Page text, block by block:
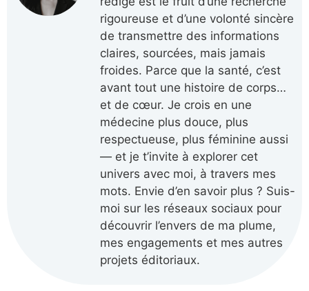
rigoureuse et d’une volonté sincère
de transmettre des informations
claires, sourcées, mais jamais
froides. Parce que la santé, c’est
avant tout une histoire de corps…
et de cœur. Je crois en une
médecine plus douce, plus
respectueuse, plus féminine aussi
— et je t’invite à explorer cet
univers avec moi, à travers mes
mots. Envie d’en savoir plus ? Suis-
moi sur les réseaux sociaux pour
découvrir l’envers de ma plume,
mes engagements et mes autres
projets éditoriaux.